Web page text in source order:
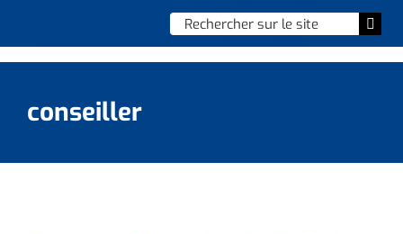
Chercher
:
Vie municipale
conseiller